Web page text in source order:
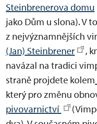
Steinbrenerova domu
jako Dům u slona). V
z nejvýznamnějších
(Jan) Steinbrener
,
navázal na tradici
straně projdete kolem
který pro změnu
pivovarnictví